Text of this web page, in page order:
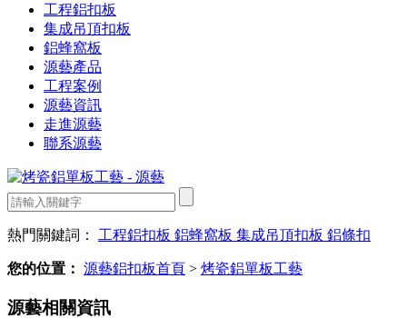
工程鋁扣板
集成吊頂扣板
鋁蜂窩板
源藝產品
工程案例
源藝資訊
走進源藝
聯系源藝
熱門關鍵詞： 工程鋁扣板 鋁蜂窩板 集成吊頂扣板 鋁條扣
您的位置： 源藝鋁扣板首頁 > 烤瓷鋁單板工藝
源藝相關資訊